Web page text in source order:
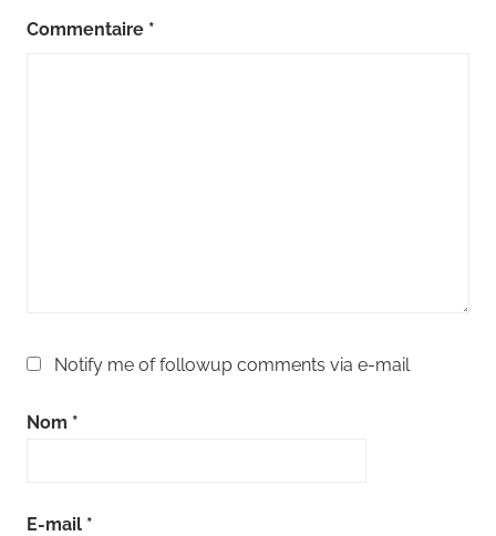
Commentaire *
Notify me of followup comments via e-mail
Nom *
E-mail *